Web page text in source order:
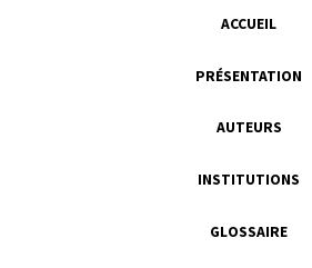
ACCUEIL
PRÉSENTATION
AUTEURS
INSTITUTIONS
GLOSSAIRE